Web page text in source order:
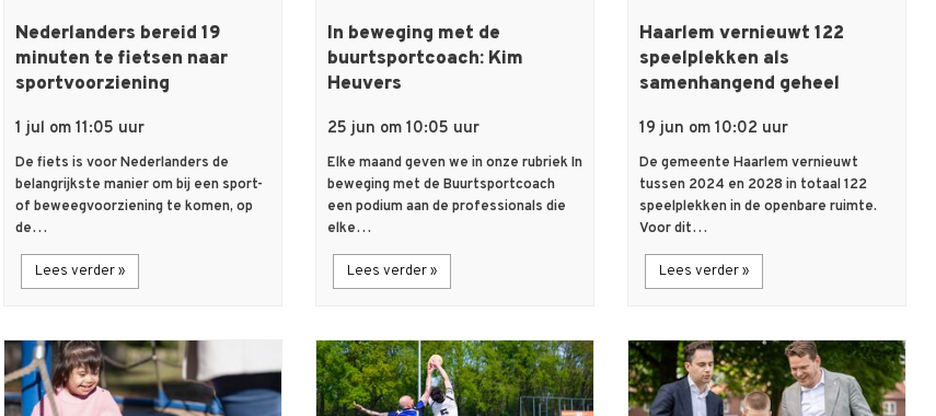
Nederlanders bereid 19
minuten te fietsen naar
sportvoorziening
1 jul om 11:05 uur
De fiets is voor Nederlanders de
belangrijkste manier om bij een sport-
of beweegvoorziening te komen, op
de…
Lees verder »
In beweging met de
buurtsportcoach: Kim
Heuvers
25 jun om 10:05 uur
Elke maand geven we in onze rubriek In
beweging met de Buurtsportcoach
een podium aan de professionals die
elke…
Lees verder »
Haarlem vernieuwt 122
speelplekken als
samenhangend geheel
19 jun om 10:02 uur
De gemeente Haarlem vernieuwt
tussen 2024 en 2028 in totaal 122
speelplekken in de openbare ruimte.
Voor dit…
Lees verder »